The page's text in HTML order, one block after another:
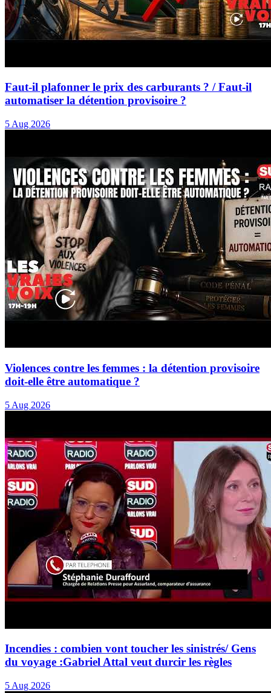
Faut-il plafonner le prix des carburants ? / Faut-il
automatiser la détention provisoire ?
5 Aug 2026
Violences contre les femmes : la détention provisoire
doit-elle être automatique ?
5 Aug 2026
Incendies : combien vont toucher les sinistrés/ Gens
du voyage :Gabriel Attal veut durcir les règles
5 Aug 2026